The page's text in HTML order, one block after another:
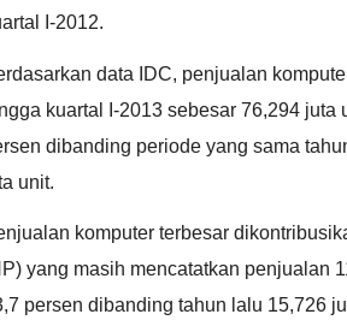
I-2012.
data IDC, penjualan
kuartal I-2013 sebesar 76,294 juta
dibanding periode yang sama
unit.
komputer terbesar
yang masih mencatatkan penjualan
persen dibanding tahun lalu 15,726